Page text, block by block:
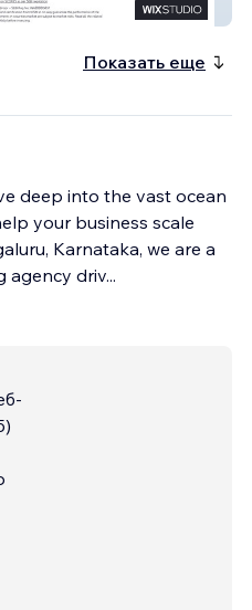
Показать еще
deep into the vast ocean
your business scale
Karnataka, we are a
agency driv...
)